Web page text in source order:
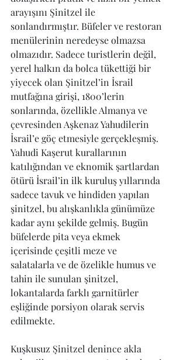
arayışını Şinitzel ile
sonlandırmıştır. Büfeler ve restoran
menülerinin neredeyse olmazsa
olmazıdır. Sadece turistlerin değil,
yerel halkın da bolca tükettiği bir
yiyecek olan Şinitzel’in İsrail
mutfağına girişi, 1800’lerin
sonlarında, özellikle Almanya ve
çevresinden Aşkenaz Yahudilerin
İsrail’e göç etmesiyle gerçekleşmiş.
Yahudi Kaşerut kurallarının
katılığından ve eknomik şartlardan
ötürü İsrail’in ilk kuruluş yıllarında
sadece tavuk ve hindiden yapılan
şinitzel, bu alışkanlıkla günümüze
kadar aynı şekilde gelmiş. Bugün
büfelerde pita veya ekmek
içerisinde çeşitli meze ve
salatalarla ve de özelikle humus ve
tahin ile sunulan şinitzel,
lokantalarda farklı garnitürler
eşliğinde porsiyon olarak servis
edilmekte.
Kuşkusuz Şinitzel denince akla